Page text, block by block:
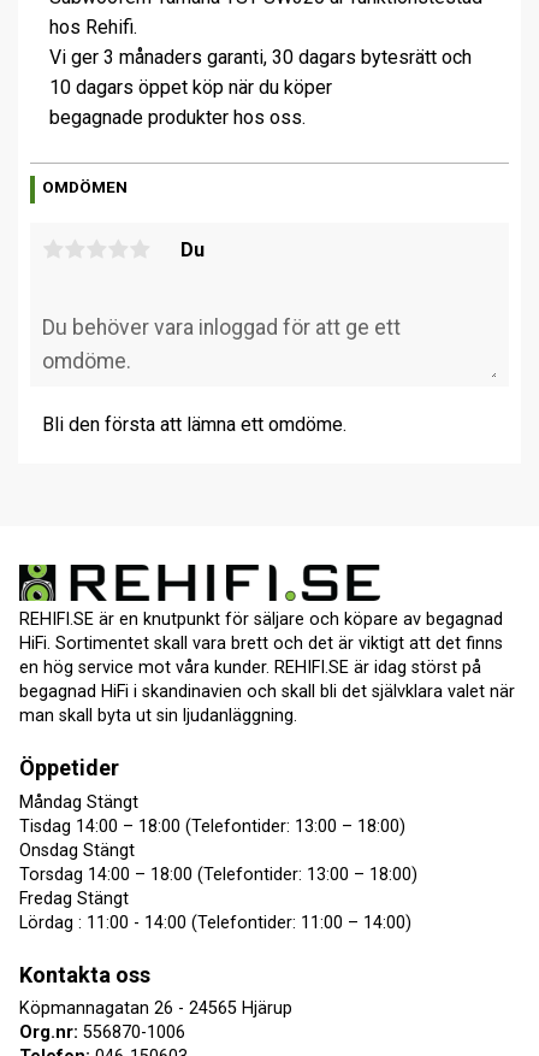
hos Rehifi.
Vi ger 3 månaders garanti, 30 dagars bytesrätt och
10 dagars öppet köp när du köper
begagnade produkter hos oss.
OMDÖMEN
Du
Bli den första att lämna ett omdöme.
REHIFI.SE är en knutpunkt för säljare och köpare av begagnad
HiFi. Sortimentet skall vara brett och det är viktigt att det finns
en hög service mot våra kunder. REHIFI.SE är idag störst på
begagnad HiFi i skandinavien och skall bli det självklara valet när
man skall byta ut sin ljudanläggning.
Öppetider
Måndag Stängt
Tisdag 14:00 – 18:00 (Telefontider: 13:00 – 18:00)
Onsdag Stängt
Torsdag 14:00 – 18:00 (Telefontider: 13:00 – 18:00)
Fredag Stängt
Lördag : 11:00 - 14:00 (Telefontider: 11:00 – 14:00)
Kontakta oss
Köpmannagatan 26 - 24565 Hjärup
Org.nr: 556870-1006